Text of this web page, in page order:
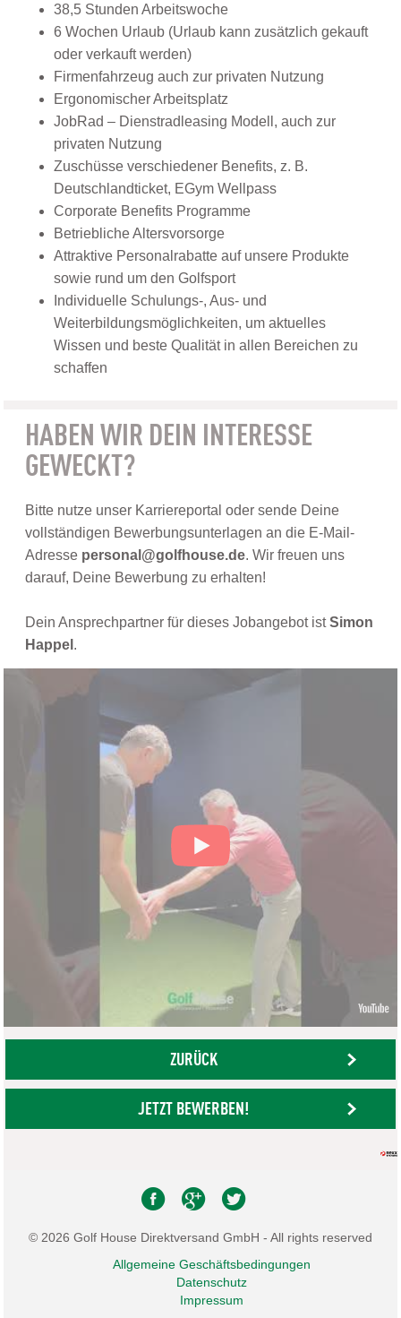
38,5 Stunden Arbeitswoche
6 Wochen Urlaub (Urlaub kann zusätzlich gekauft
oder verkauft werden)
Firmenfahrzeug auch zur privaten Nutzung
Ergonomischer Arbeitsplatz
JobRad – Dienstradleasing Modell, auch zur
privaten Nutzung
Zuschüsse verschiedener Benefits, z. B.
Deutschlandticket, EGym Wellpass
Corporate Benefits Programme
Betriebliche Altersvorsorge
Attraktive Personalrabatte auf unsere Produkte
sowie rund um den Golfsport
Individuelle Schulungs-, Aus- und
Weiterbildungsmöglichkeiten, um aktuelles
Wissen und beste Qualität in allen Bereichen zu
schaffen
HABEN WIR DEIN INTERESSE
GEWECKT?
Bitte nutze unser Karriereportal oder sende Deine
vollständigen Bewerbungsunterlagen an die E-Mail-
Adresse personal@golfhouse.de. Wir freuen uns
darauf, Deine Bewerbung zu erhalten!
Dein Ansprechpartner für dieses Jobangebot istSimon
Happel .
ZURÜCK
JETZT BEWERBEN!
© 2026 Golf House Direktversand GmbH - All rights reserved
Allgemeine Geschäftsbedingungen
Datenschutz
Impressum